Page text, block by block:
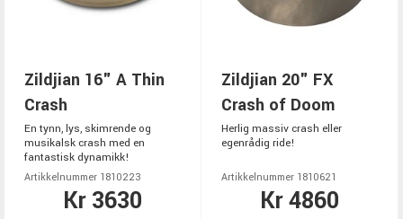
Zildjian 16" A Thin
Crash
En tynn, lys, skimrende og
musikalsk crash med en
fantastisk dynamikk!
Artikkelnummer 1810223
Kr 3630
Zildjian 20" FX
Crash of Doom
Herlig massiv crash eller
egenrådig ride!
Artikkelnummer 1810621
Kr 4860